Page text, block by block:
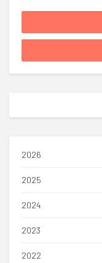
2026
2025
2024
2023
2022